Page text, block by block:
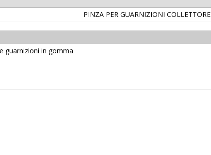
PINZA PER GUARNIZIONI COLLETTORE
guarnizioni in gomma